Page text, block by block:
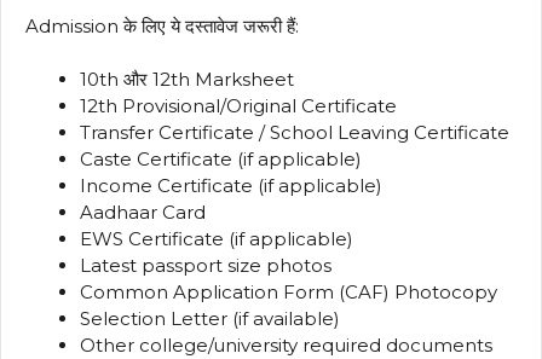
Admission के लिए ये दस्तावेज जरूरी हैं:
10th और 12th Marksheet
12th Provisional/Original Certificate
Transfer Certificate / School Leaving Certificate
Caste Certificate (if applicable)
Income Certificate (if applicable)
Aadhaar Card
EWS Certificate (if applicable)
Latest passport size photos
Common Application Form (CAF) Photocopy
Selection Letter (if available)
Other college/university required documents